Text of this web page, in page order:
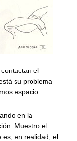
el
su problema
espacio
en la
Muestro el
es, en realidad, el